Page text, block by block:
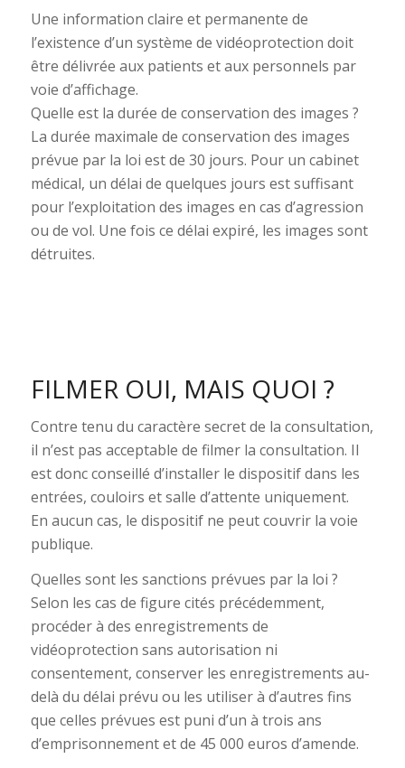
Une information claire et permanente de
l’existence d’un système de vidéoprotection doit
être délivrée aux patients et aux personnels par
voie d’affichage.
Quelle est la durée de conservation des images ?
La durée maximale de conservation des images
prévue par la loi est de 30 jours. Pour un cabinet
médical, un délai de quelques jours est suffisant
pour l’exploitation des images en cas d’agression
ou de vol. Une fois ce délai expiré, les images sont
détruites.
FILMER OUI, MAIS QUOI ?
Contre tenu du caractère secret de la consultation,
il n’est pas acceptable de filmer la consultation. Il
est donc conseillé d’installer le dispositif dans les
entrées, couloirs et salle d’attente uniquement.
En aucun cas, le dispositif ne peut couvrir la voie
publique.
Quelles sont les sanctions prévues par la loi ?
Selon les cas de figure cités précédemment,
procéder à des enregistrements de
vidéoprotection sans autorisation ni
consentement, conserver les enregistrements au-
delà du délai prévu ou les utiliser à d’autres fins
que celles prévues est puni d’un à trois ans
d’emprisonnement et de 45 000 euros d’amende.